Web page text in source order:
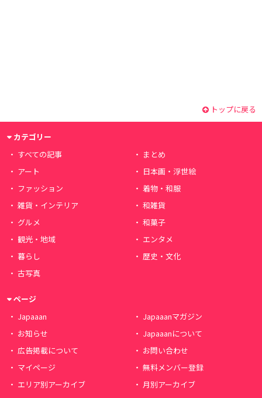
トップに戻る
カテゴリー
すべての記事
まとめ
アート
日本画・浮世絵
ファッション
着物・和服
雑貨・インテリア
和雑貨
グルメ
和菓子
観光・地域
エンタメ
暮らし
歴史・文化
古写真
ページ
Japaaan
Japaaanマガジン
お知らせ
Japaaanについて
広告掲載について
お問い合わせ
マイページ
無料メンバー登録
エリア別アーカイブ
月別アーカイブ